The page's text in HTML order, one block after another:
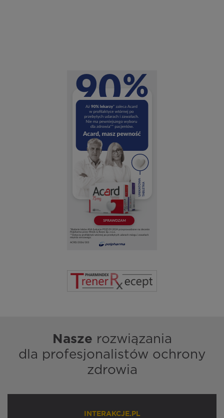
Nasze rozwiązania
dla profesjonalistów ochrony
zdrowia
INTERAKCJE.PL